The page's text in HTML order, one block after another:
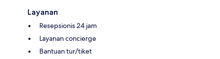
Layanan
Resepsionis 24 jam
Layanan concierge
Bantuan tur/tiket